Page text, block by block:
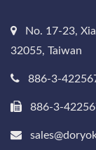
No. 17-23,
32055, Taiwan
886-3-
886-3-